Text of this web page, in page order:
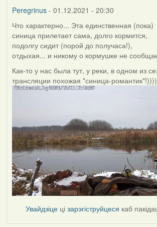
Peregrinus- 01.12.2021 - 20:30
Что характерно... Эта единственная (пока)
синица прилетает сама, долго кормится,
подолгу сидит (порой до получаса!),
отдыхая... и никому о кормушке не
Как-то у нас была тут, у реки, в одном из
трансляции похожая "синица-романтик"!))))
Увайдзіце цізарэгіструйцеся каб